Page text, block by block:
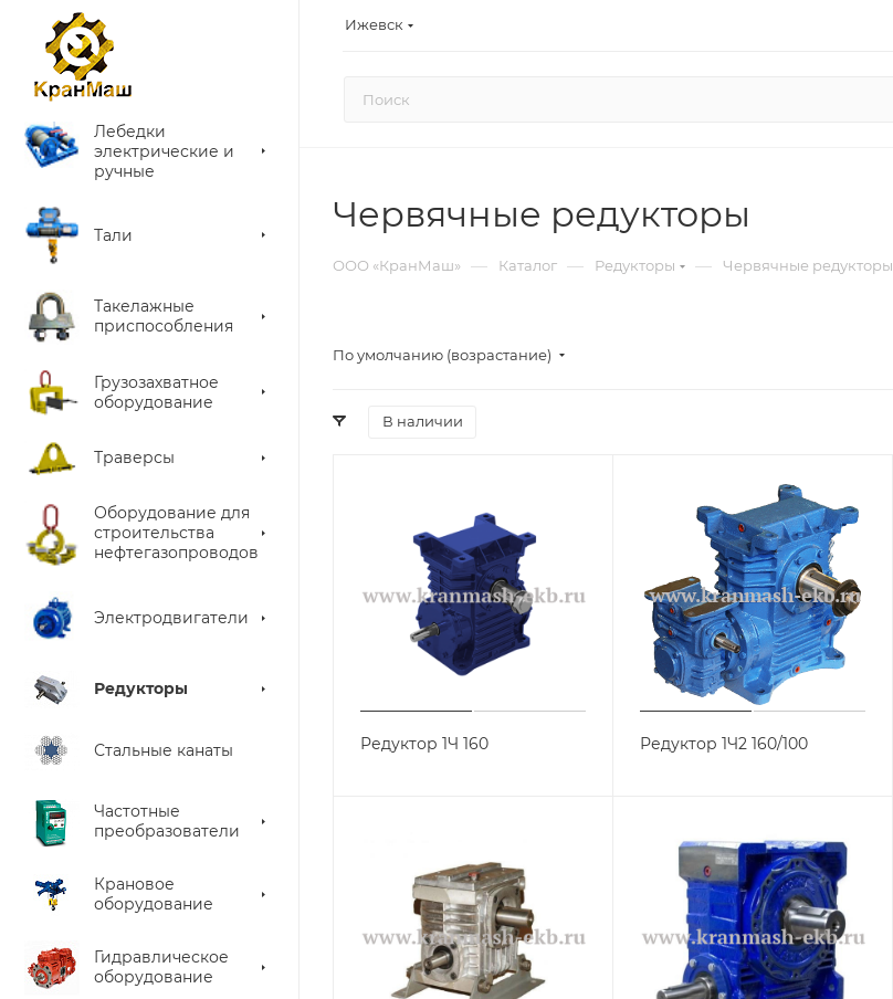
Ижевск
Лебедки
электрические и
ручные
Тали
Такелажные
приспособления
Грузозахватное
оборудование
Траверсы
Оборудование для
строительства
нефтегазопроводов
Электродвигатели
Редукторы
Стальные канаты
Частотные
преобразователи
Крановое
оборудование
Гидравлическое
оборудование
Червячные редукторы
ООО «КранМаш» — Каталог — Редукторы — Червячные редукторы
По умолчанию (возрастание)
В наличии
Редуктор 1Ч 160 Редуктор 1Ч2 160/100